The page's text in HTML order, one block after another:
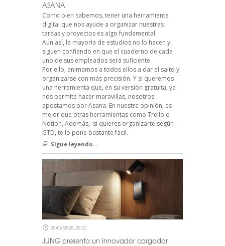
ASANA
Como bien sabemos, tener una herramienta
digital que nos ayude a organizar nuestras
tareas y proyectos es algo fundamental.
Aún así, la mayoría de estudios no lo hacen y
siguen confiando en que el cuaderno de cada
uno de sus empleados será suficiente.
Por ello, animamos a todos ellos a dar el salto y
organizarse con más precisión. Y si queremos
una herramienta que, en su versión gratuita, ya
nos permite hacer maravillas, nosotros
apostamos por Asana. En nuestra opinión, es
mejor que otras herramientas como Trello o
Notion, Además, si quieres organizarte según
GTD, te lo pone bastante fácil.
Sigue leyendo...
20/06/2026, 20:22
JUNG presenta un innovador cargador